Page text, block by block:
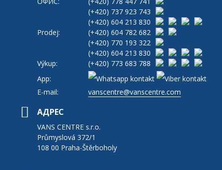
(+420) 737 923 743
(+420) 604 213 830
Prodej:
(+420) 604 782 682
(+420) 770 193 322
(+420) 604 213 830
Výkup:
(+420) 773 683 788
App:
E-mail:
vanscentre@vanscentre.com
АДРЕС
VANS CENTRE s.r.o.
Průmyslová 372/1
108 00 Praha-Štěrboholy